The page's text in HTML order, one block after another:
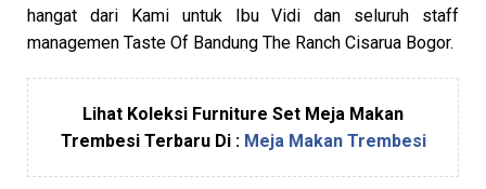
hangat dari Kami untuk Ibu Vidi dan seluruh staff
managemen Taste Of Bandung The Ranch Cisarua Bogor.
Lihat Koleksi Furniture Set Meja Makan
Trembesi Terbaru Di : Meja Makan Trembesi